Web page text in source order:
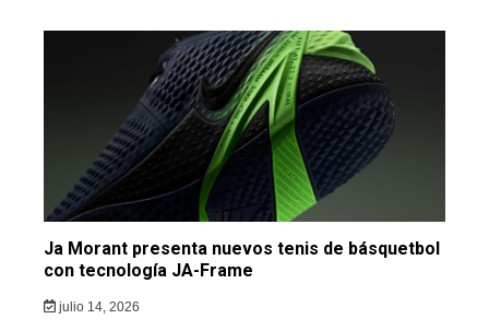
Ja Morant presenta nuevos tenis de básquetbol
con tecnología JA-Frame
julio 14, 2026